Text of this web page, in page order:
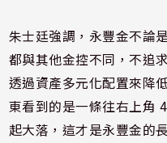
朱士廷強調，永豐金不論
都與其他金控不同，不追
透過資產多元化配置來降
東看到的是一條往右上角
起大落，這才是永豐金的